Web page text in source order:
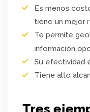
Es menos
tiene un mejor
Te permite
información
Su efectividad
Tiene alto